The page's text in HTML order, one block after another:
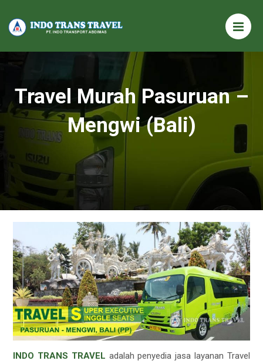
Travel Murah Pasuruan –
Mengwi (Bali)
INDO TRANS TRAVEL adalah penyedia jasa layanan Travel